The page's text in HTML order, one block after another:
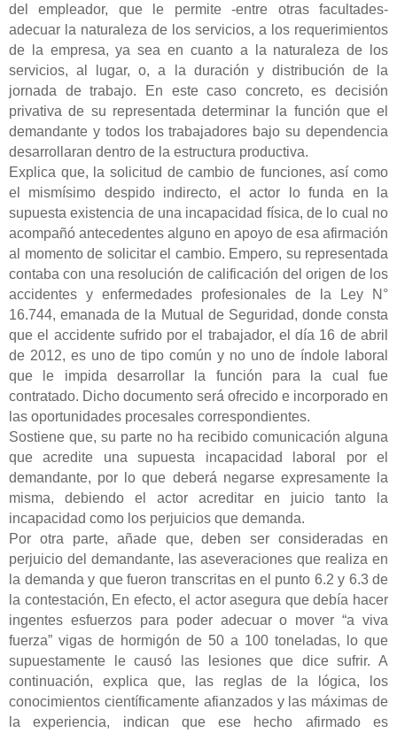
del empleador, que le permite -entre otras facultades-
adecuar la naturaleza de los servicios, a los requerimientos
de la empresa, ya sea en cuanto a la naturaleza de los
servicios, al lugar, o, a la duración y distribución de la
jornada de trabajo. En este caso concreto, es decisión
privativa de su representada determinar la función que el
demandante y todos los trabajadores bajo su dependencia
desarrollaran dentro de la estructura productiva.
Explica que, la solicitud de cambio de funciones, así como
el mismísimo despido indirecto, el actor lo funda en la
supuesta existencia de una incapacidad física, de lo cual no
acompañó antecedentes alguno en apoyo de esa afirmación
al momento de solicitar el cambio. Empero, su representada
contaba con una resolución de calificación del origen de los
accidentes y enfermedades profesionales de la Ley N°
16.744, emanada de la Mutual de Seguridad, donde consta
que el accidente sufrido por el trabajador, el día 16 de abril
de 2012, es uno de tipo común y no uno de índole laboral
que le impida desarrollar la función para la cual fue
contratado. Dicho documento será ofrecido e incorporado en
las oportunidades procesales correspondientes.
Sostiene que, su parte no ha recibido comunicación alguna
que acredite una supuesta incapacidad laboral por el
demandante, por lo que deberá negarse expresamente la
misma, debiendo el actor acreditar en juicio tanto la
incapacidad como los perjuicios que demanda.
Por otra parte, añade que, deben ser consideradas en
perjuicio del demandante, las aseveraciones que realiza en
la demanda y que fueron transcritas en el punto 6.2 y 6.3 de
la contestación, En efecto, el actor asegura que debía hacer
ingentes esfuerzos para poder adecuar o mover “a viva
fuerza” vigas de hormigón de 50 a 100 toneladas, lo que
supuestamente le causó las lesiones que dice sufrir. A
continuación, explica que, las reglas de la lógica, los
conocimientos científicamente afianzados y las máximas de
la experiencia, indican que ese hecho afirmado es